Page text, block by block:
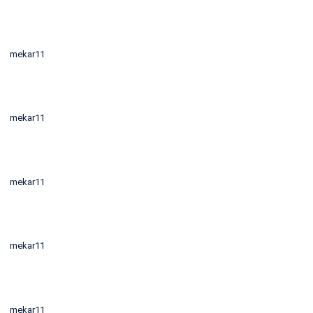
mekar11
mekar11
mekar11
mekar11
mekar11